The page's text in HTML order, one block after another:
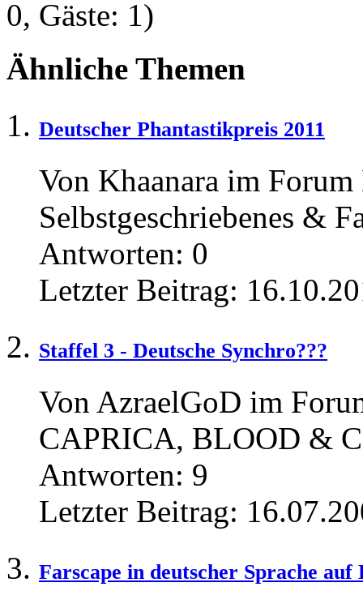
0, Gäste: 1)
Ähnliche Themen
Deutscher Phantastikpreis 2011
Von Khaanara im
Selbstgeschriebenes &
Antworten: 0
Letzter Beitrag:
Staffel 3 - Deutsche Synchro???
Von AzraelGoD im
CAPRICA, BLOOD &
Antworten: 9
Letzter Beitrag:
Farscape in deutscher Sprache auf